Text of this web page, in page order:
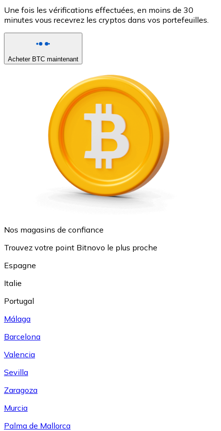
Une fois les vérifications effectuées, en moins de 30
minutes vous recevrez les cryptos dans vos portefeuilles.
Acheter BTC maintenant
Nos magasins de confiance
Trouvez votre point Bitnovo le plus proche
Espagne
Italie
Portugal
Málaga
Barcelona
Valencia
Sevilla
Zaragoza
Murcia
Palma de Mallorca